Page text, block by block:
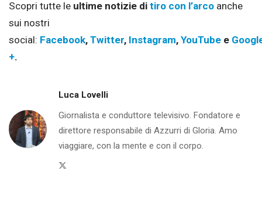
Scopri tutte le ultime notizie di tiro con l’arco anche
sui nostri
social: Facebook, Twitter, Instagram, YouTube e
+.
Luca Lovelli
Giornalista e conduttore televisivo. Fondatore e
direttore responsabile di Azzurri di Gloria. Amo
viaggiare, con la mente e con il corpo.